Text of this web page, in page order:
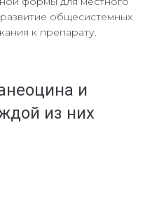
общесистемных
к препарату.
и
из них